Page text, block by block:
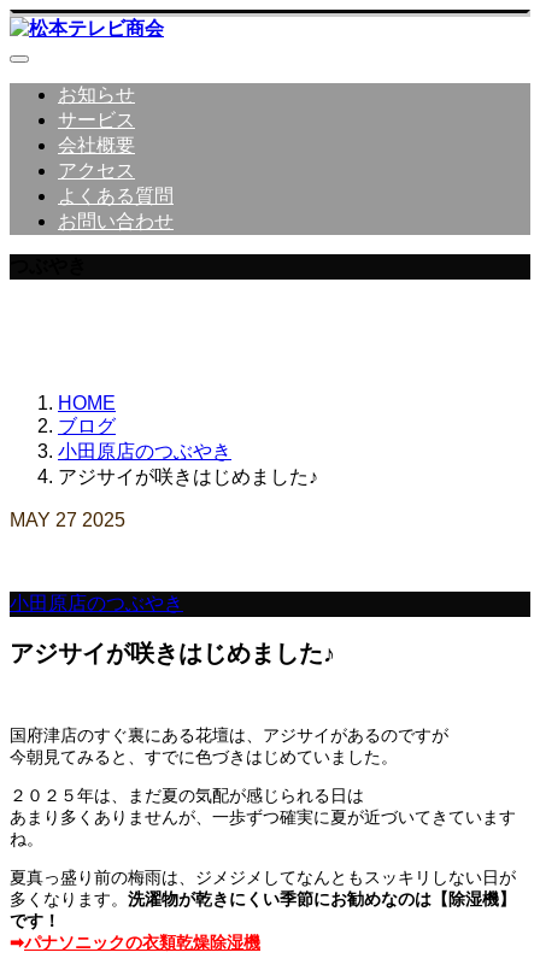
お知らせ
サービス
会社概要
アクセス
よくある質問
お問い合わせ
HOME
ブログ
小田原店のつぶやき
アジサイが咲きはじめました♪
MAY 27 2025
小田原店のつぶやき
アジサイが咲きはじめました♪
国府津店のすぐ裏にある花壇は、アジサイがあるのですが
今朝見てみると、すでに色づきはじめていました。
２０２５年は、まだ夏の気配が感じられる日は
あまり多くありませんが、一歩ずつ確実に夏が近づいてきています
ね。
夏真っ盛り前の梅雨は、ジメジメしてなんともスッキリしない日が
多くなります。 洗濯物が乾きにくい季節にお勧めなのは【除湿機】
です！
➡パナソニックの衣類乾燥除湿機